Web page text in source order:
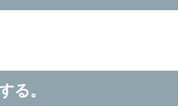
る。